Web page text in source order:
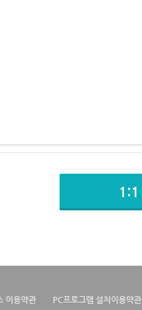
이용약관 PC프로그램 설치이용약관